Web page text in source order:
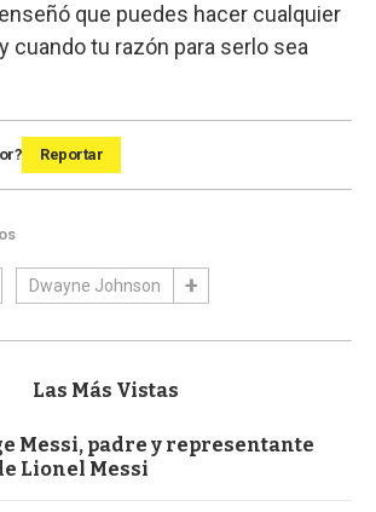
que puedes hacer cualquier
cuando tu razón para serlo sea
Reportar
Dwayne Johnson
Las Más Vistas
Messi, padre y representante
Lionel Messi